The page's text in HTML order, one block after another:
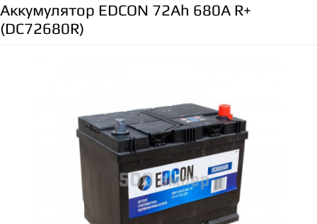
Аккумулятор EDCON 72Ah 680A R+
(DC72680R)